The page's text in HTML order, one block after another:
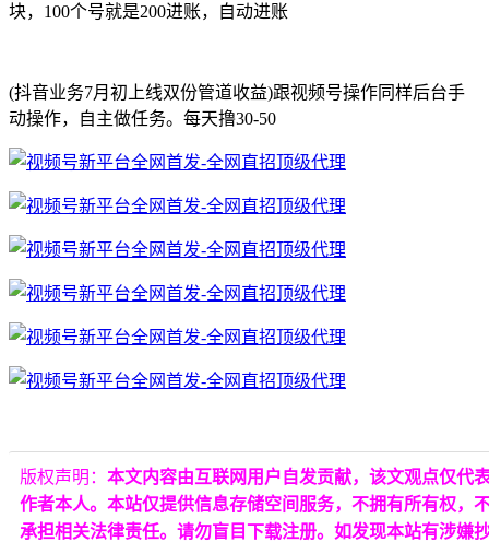
块，100个号就是200进账，自动进账
(抖音业务7月初上线双份管道收益)跟视频号操作同样后台手
动操作，自主做任务。每天撸30-50
版权声明： 本文内容由互联网用户自发贡献，该文观点仅代
作者本人。本站仅提供信息存储空间服务，不拥有所有权，
承担相关法律责任。请勿盲目下载注册。如发现本站有涉嫌